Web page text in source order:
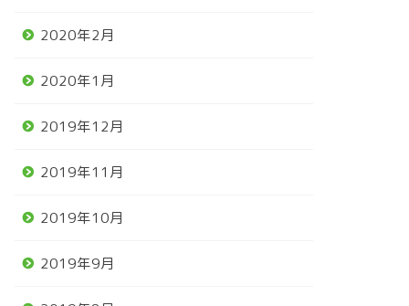
2020年2月
2020年1月
2019年12月
2019年11月
2019年10月
2019年9月